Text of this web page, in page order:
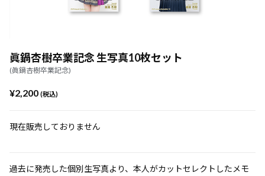
眞鍋杏樹卒業記念 生写真10枚セット
(眞鍋杏樹卒業記念)
¥2,200 (税込)
現在販売しておりません
過去に発売した個別生写真より、本人がカットセレクトしたメモ